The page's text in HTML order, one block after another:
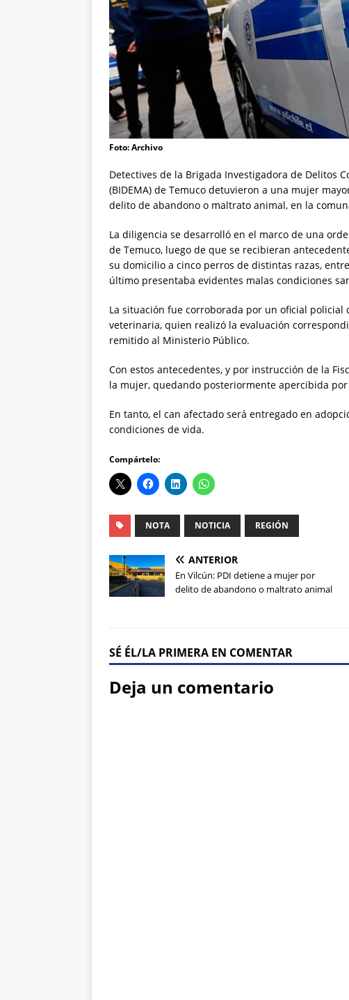
Foto: Archivo
Detectives de la Brigada Investigadora de Delitos
(BIDEMA) de Temuco detuvieron a una mujer
delito de abandono o maltrato animal, en la
La diligencia se desarrolló en el marco de una
de Temuco, luego de que se recibieran
su domicilio a cinco perros de distintas razas,
último presentaba evidentes malas condiciones
La situación fue corroborada por un oficial policial
veterinaria, quien realizó la evaluación
remitido al Ministerio Público.
Con estos antecedentes, y por instrucción de la
la mujer, quedando posteriormente apercibida
En tanto, el can afectado será entregado en
condiciones de vida.
Compártelo:
NOTA NOTICIA REGIÓN
ANTERIOR
En Vilcún: PDI detiene a mujer por
delito de abandono o maltrato animal
SÉ ÉL/LA PRIMERA EN COMENTAR
Deja un comentario